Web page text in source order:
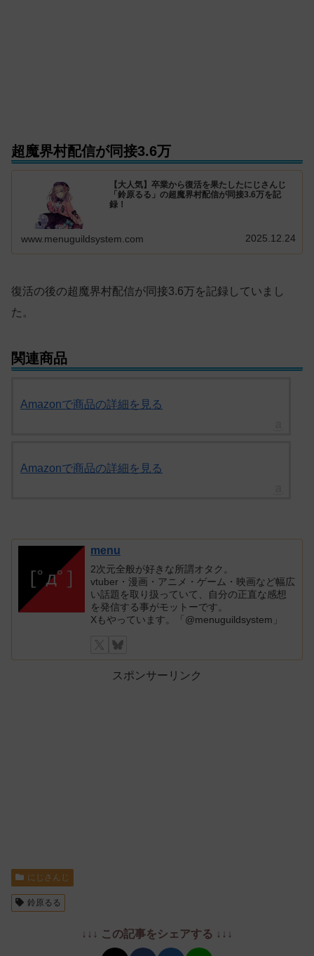
超魔界村配信が同接3.6万
【大人気】卒業から復活を果たしたにじさんじ
「鈴原るる」の超魔界村配信が同接3.6万を記
録！
www.menuguildsystem.com 2025.12.24
復活の後の超魔界村配信が同接3.6万を記録していまし
た。
関連商品
Amazonで商品の詳細を見る
Amazonで商品の詳細を見る
menu
2次元全般が好きな所謂オタク。
vtuber・漫画・アニメ・ゲーム・映画など幅広
い話題を取り扱っていて、自分の正直な感想
を発信する事がモットーです。
Xもやっています。「@menuguildsystem」
スポンサーリンク
にじさんじ
鈴原るる
↓↓↓ この記事をシェアする ↓↓↓